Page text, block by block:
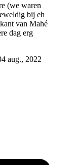
(we waren
bij eh
van Mahé
dag erg
aug., 2022